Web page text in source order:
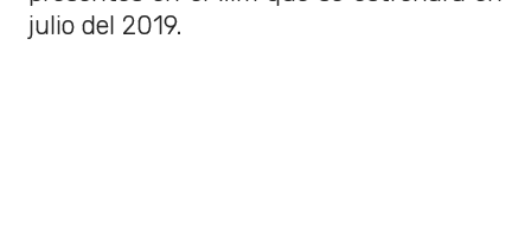
julio del 2019.